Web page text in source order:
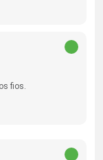
fios.